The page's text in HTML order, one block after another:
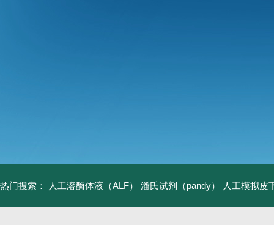
热门搜索： 人工溶酶体液（ALF） 潘氏试剂（pandy） 人工模拟皮